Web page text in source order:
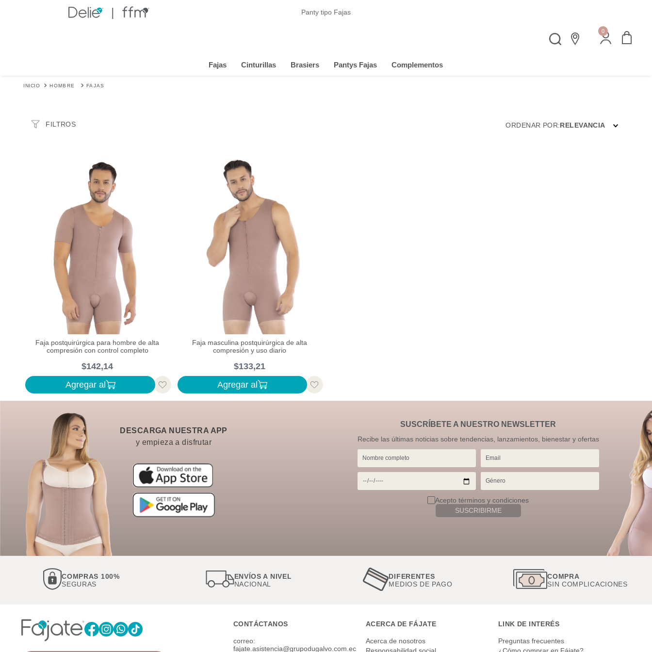
Panty tipo Fajas
0
Fajas Cinturillas Brasiers Pantys Fajas Complementos
HOMBRE FAJAS
MECANISMOS DE AJUSTE
USOS RECOMENDADOS
ZONA DE MOLDEO
Abdominal
RANGOS DE PRECIO
$133,00
ORDENAR POR RELEVANCIA
Faja postquirúrgica para hombre de alta
compresión con control completo
$142,14
Agregar al
Faja masculina postquirúrgica de alta
compresión y uso diario
$133,21
Agregar al
DESCARGA NUESTRA APP
y empieza a disfrutar
SUSCRÍBETE A NUESTRO NEWSLETTER
Recibe las últimas noticias sobre tendencias, lanzamientos, bienestar y ofertas
Acepto términos y condiciones
SUSCRIBIRME
COMPRAS 100%
SEGURAS
ENVÍOS A NIVEL
NACIONAL
DIFERENTES
MEDIOS DE PAGO
COMPRA
SIN COMPLICACIONES
CONTÁCTANOS
correo:
fajate.asistencia@grupodugalvo.com.ec
ACERCA DE FÁJATE
Acerca de nosotros
LINK DE INTERÉS
Preguntas frecuentes